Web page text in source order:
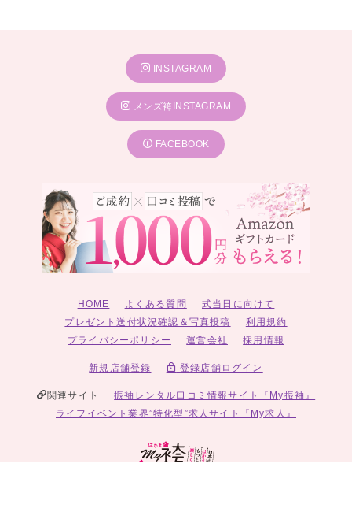
INSTAGRAM
メンズ袴INSTAGRAM
FACEBOOK
HOME よくある質問
式当日に向けて
プレゼント送付状況確認＆写真投稿
利用規約
プライバシーポリシー
運営会社 採用情報
新規店舗登録 登録店舗ログイン
関連サイト
振袖レンタル口コミ情報サイト『My振袖』
ライフイベント業界”特化型”求人サイト『My求人』